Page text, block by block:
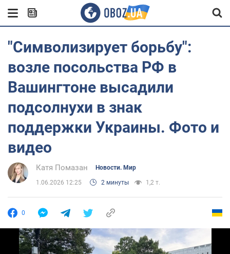
"Символизирует борьбу":
возле посольства РФ в
Вашингтоне высадили
подсолнухи в знак
поддержки Украины. Фото и
видео
Катя Помазан Новости. Мир
1.06.2026 12:25 2 минуты 1,2 т.
0